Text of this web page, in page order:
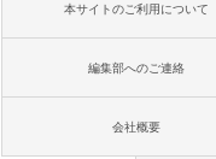
本サイトのご利用について
編集部へのご連絡
会社概要